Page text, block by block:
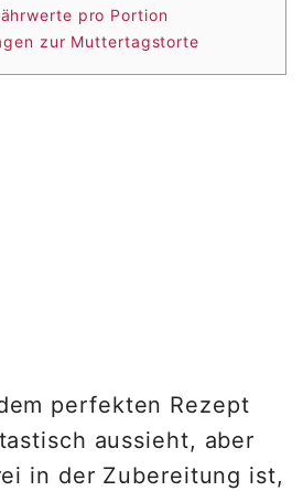
pro Portion
zur Muttertagstorte
perfekten Rezept
aussieht, aber
in der Zubereitung ist,